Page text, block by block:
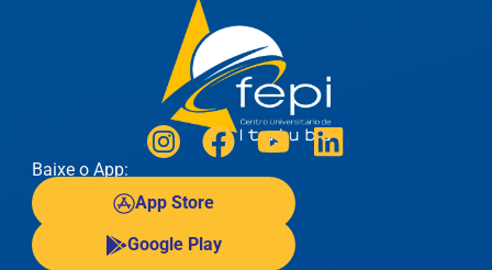
Baixe o App:
App Store
Google Play